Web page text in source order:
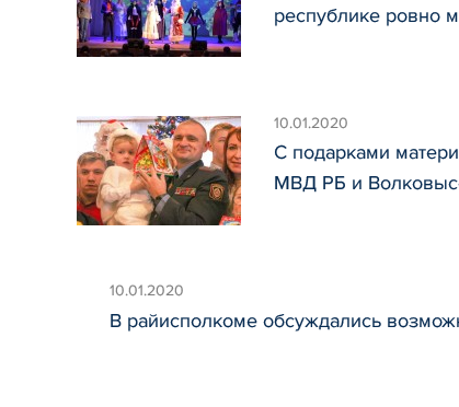
республике ровно
10.01.2020
С подарками
МВД РБ и
10.01.2020
В райисполкоме обсуждались